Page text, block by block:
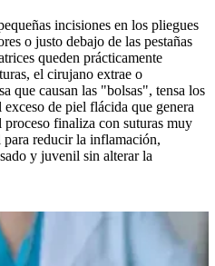
incisiones en los pliegues
o justo debajo de las pestañas
queden prácticamente
el cirujano extrae o
que causan las "bolsas", tensa los
de piel flácida que genera
proceso finaliza con suturas muy
reducir la inflamación,
y juvenil sin alterar la